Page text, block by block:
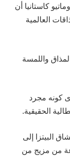
كاستانيا أن
العالمية
واللمسة
كونه مجرد
الحقيقية.
البيتزا إلى
من مزيج من